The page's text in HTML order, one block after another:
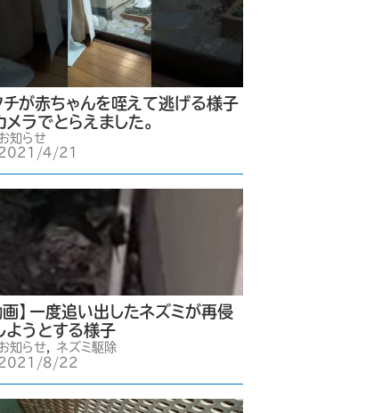
チが赤ちゃんを咥えて逃げる様子
メラでとらえました。
知らせ
4/21
画】一度追い出したネズミが再侵
ようとする様子
知らせ,
ネズミ駆除
8/22